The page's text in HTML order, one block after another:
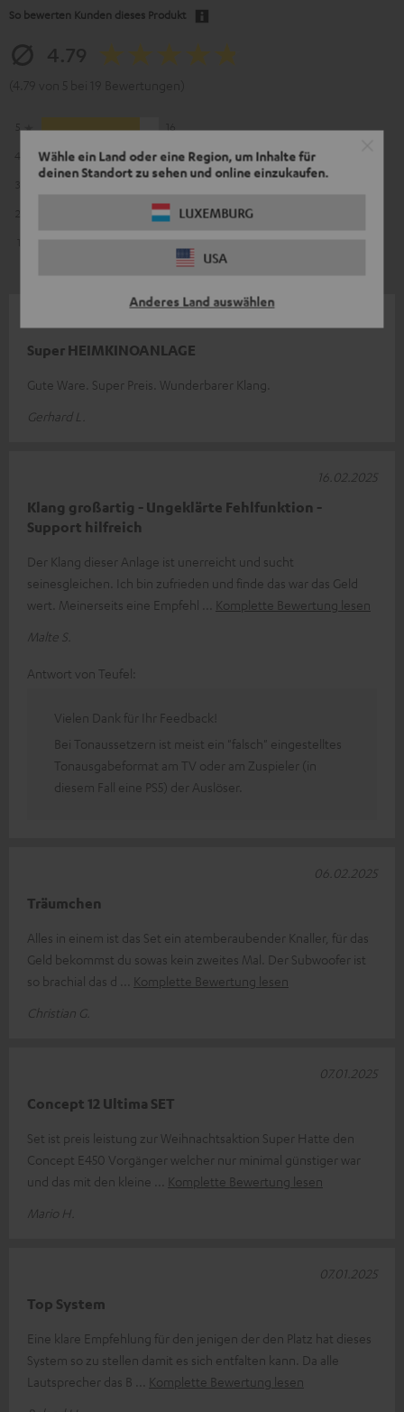
Wähle ein Land oder eine Region, um Inhalte für
deinen Standort zu sehen und online einzukaufen.
LUXEMBURG
USA
Anderes Land auswählen
So bewerten Kunden dieses Produkt
2
0
Super HEIMKINOANLAGE
Gute Ware. Super Preis. Wunderbarer Klang.
Gerhard L.
Klang großartig - Ungeklärte Fehlfunktion -
Support hilfreich
Der Klang dieser Anlage ist unerreicht und sucht
seinesgleichen. Ich bin zufrieden und finde das war das Geld
wert. Meinerseits eine Empfehl
Komplette Bewertung lesen
Malte S.
16.02.2025
Antwort von Teufel:
Vielen Dank für Ihr Feedback!
Bei Tonaussetzern ist meist ein "falsch" eingestelltes
Tonausgabeformat am TV oder am Zuspieler (in
diesem Fall eine PS5) der Auslöser.
Träumchen
Alles in einem ist das Set ein atemberaubender Knaller, für das
Geld bekommst du sowas kein zweites Mal. Der Subwoofer ist
so brachial das d
Komplette Bewertung lesen
Christian G.
06.02.2025
Concept 12 Ultima SET
Set ist preis leistung zur Weihnachtsaktion Super Hatte den
Concept E450 Vorgänger welcher nur minimal günstiger war
und das mit den kleine
Komplette Bewertung lesen
Mario H.
07.01.2025
Top System
Eine klare Empfehlung für den jenigen der den Platz hat dieses
System so zu stellen damit es sich entfalten kann. Da alle
Lautsprecher das B
Komplette Bewertung lesen
07.01.2025